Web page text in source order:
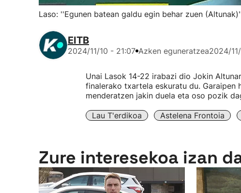
Laso: ''Egunen batean galdu egin behar zuen
EITB
2024/11/10 - 21:07 Azken eguneratzea2024/
Unai Lasok 14-22 irabazi dio Jokin
finalerako txartela eskuratu du. Garaipen
menderatzen jakin duela eta oso pozik
Lau T'erdikoa Astelena Frontoia
Zure interesekoa izan